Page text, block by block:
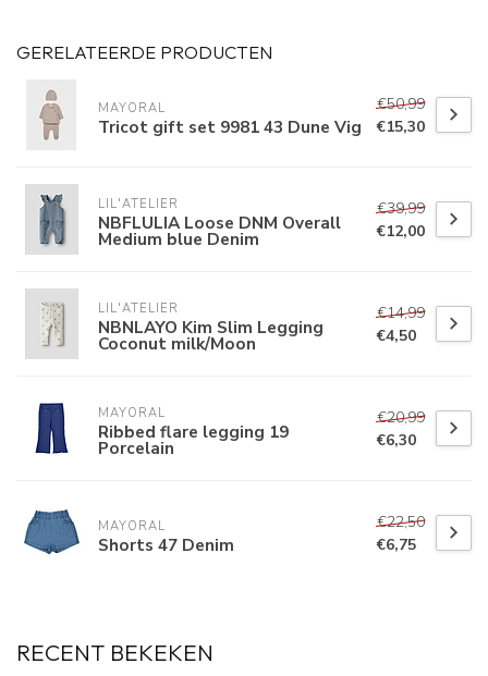
GERELATEERDE PRODUCTEN
MAYORAL
Tricot gift set 9981 43 Dune Vig
€50,99
€15,30
LIL'ATELIER
NBFLULIA Loose DNM Overall
Medium blue Denim
€39,99
€12,00
LIL'ATELIER
NBNLAYO Kim Slim Legging
Coconut milk/Moon
€14,99
€4,50
MAYORAL
Ribbed flare legging 19
Porcelain
€20,99
€6,30
MAYORAL
Shorts 47 Denim
€22,50
€6,75
RECENT BEKEKEN